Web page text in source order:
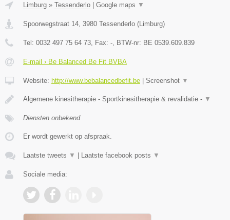
Limburg » Tessenderlo | Google maps ▼
Spoorwegstraat 14 3980 Tessenderlo (Limburg)
Tel: 0032 497 75 64 73 , Fax: - , BTW-nr: BE 0539.609.839
E-mail › Be Balanced Be Fit BVBA
Website: http://www.bebalancedbefit.be | Screenshot ▼
Algemene kinesitherapie - Sportkinesitherapie & revalidatie - ▼
Diensten onbekend
Er wordt gewerkt op afspraak.
Laatste tweets ▼ | Laatste facebook posts ▼
Sociale media: